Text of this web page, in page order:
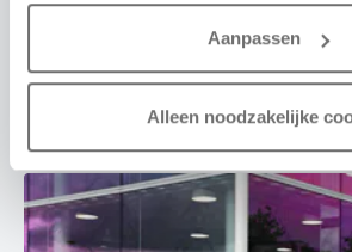
Aanpassen
Alleen noodzakelijke
€ 33.450of€ 633p/m
Bekijk details